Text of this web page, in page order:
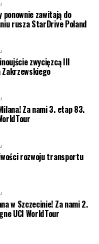
zawitają do
rusza StarDrive Poland
zwycięzcą III
Zakrzewskiego
Za nami 3. etap 83.
rozwoju transportu
w Szczecinie! Za nami 2.
UCI WorldTour